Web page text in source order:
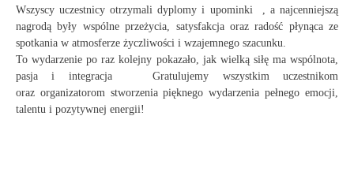
Wszyscy uczestnicy otrzymali dyplomy i upominki , a najcenniejszą
nagrodą były wspólne przeżycia, satysfakcja oraz radość płynąca ze
spotkania w atmosferze życzliwości i wzajemnego szacunku.
To wydarzenie po raz kolejny pokazało, jak wielką siłę ma wspólnota,
pasja i integracja Gratulujemy wszystkim uczestnikom
oraz organizatorom stworzenia pięknego wydarzenia pełnego emocji,
talentu i pozytywnej energii!